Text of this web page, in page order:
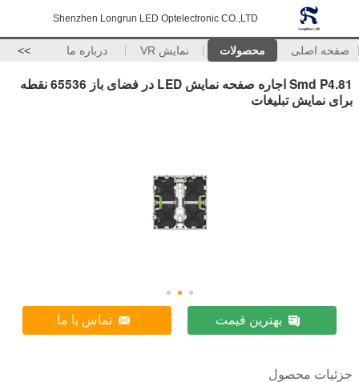
Shenzhen Longrun LED Optelectronic CO.,LTD
صفحه اصلی محصولات نمایش VR درباره ما >>
Smd P4.81 اجاره صفحه نمایش LED در فضای باز 65536 نقطه
برای نمایش تبلیغات
بهترین قیمت تماس با ما
جزئیات محصول